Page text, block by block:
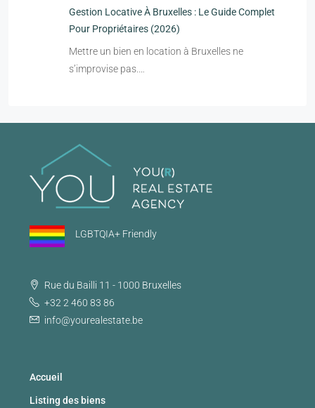
Gestion Locative À Bruxelles : Le Guide Complet
Pour Propriétaires (2026)
Mettre un bien en location à Bruxelles ne
s’improvise pas.…
LGBTQIA+ Friendly
Rue du Bailli 11 - 1000 Bruxelles
+32 2 460 83 86
info@yourealestate.be
Accueil
Listing des biens